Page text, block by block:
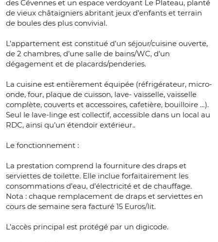
des Cévennes et un espace verdoyant Le Plateau, planté
de vieux châtaigniers abritant jeux d’enfants et terrain
de boules des plus convivial.
L’appartement est constitué d’un séjour/cuisine ouverte,
de 2 chambres, d’une salle de bains/WC, d’un
dégagement et de placards/penderies.
La cuisine est entièrement équipée (réfrigérateur, micro-
onde, four, plaque de cuisson, lave- vaisselle, vaisselle
complète, couverts et accessoires, cafetière, bouilloire …).
Seul le lave-linge est collectif, accessible dans un local au
RDC, ainsi qu’un étendoir extérieur..
Le fonctionnement :
La prestation comprend la fourniture des draps et
serviettes de toilette. Elle inclue forfaitairement les
consommations d’eau, d’électricité et de chauffage.
Nota : chaque remplacement de draps et serviettes en
cours de semaine sera facturé 15 Euros/lit.
L’accès principal est protégé par un digicode.